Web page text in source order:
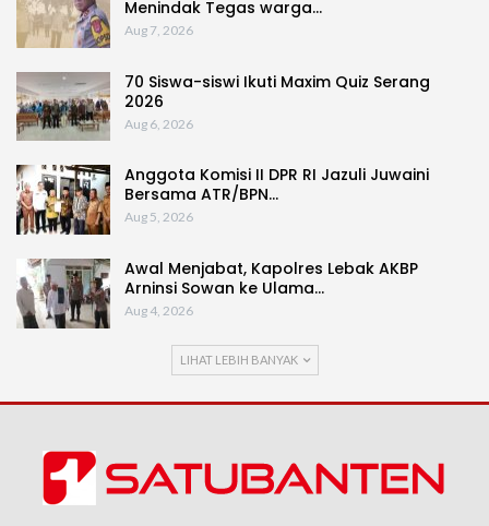
Menindak Tegas warga…
Aug 7, 2026
70 Siswa-siswi Ikuti Maxim Quiz Serang
2026
Aug 6, 2026
Anggota Komisi II DPR RI Jazuli Juwaini
Bersama ATR/BPN…
Aug 5, 2026
Awal Menjabat, Kapolres Lebak AKBP
Arninsi Sowan ke Ulama…
Aug 4, 2026
LIHAT LEBIH BANYAK